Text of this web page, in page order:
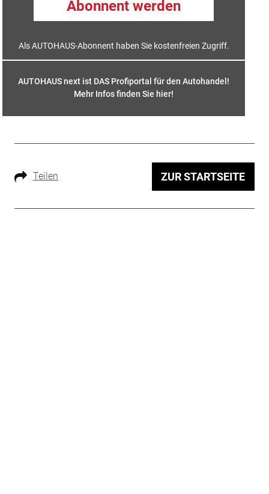
Abonnent werden
Als AUTOHAUS-Abonnent haben Sie kostenfreien Zugriff.
AUTOHAUS next ist DAS Profiportal für den Autohandel!
Mehr Infos finden Sie hier!
Teilen ZUR STARTSEITE